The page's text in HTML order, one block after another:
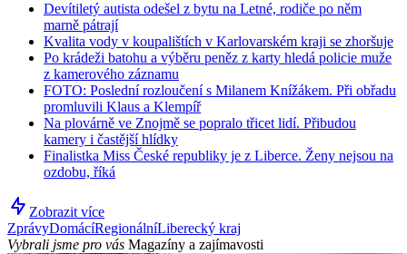
Devítiletý autista odešel z bytu na Letné, rodiče po něm
marně pátrají
Kvalita vody v koupalištích v Karlovarském kraji se zhoršuje
Po krádeži batohu a výběru peněz z karty hledá policie muže
z kamerového záznamu
FOTO: Poslední rozloučení s Milanem Knížákem. Při obřadu
promluvili Klaus a Klempíř
Na plovárně ve Znojmě se popralo třicet lidí. Přibudou
kamery i častější hlídky
Finalistka Miss České republiky je z Liberce. Ženy nejsou na
ozdobu, říká
Zobrazit více
ZprávyDomácíRegionálníLiberecký kraj
Vybrali jsme pro vás Magazíny a zajímavosti